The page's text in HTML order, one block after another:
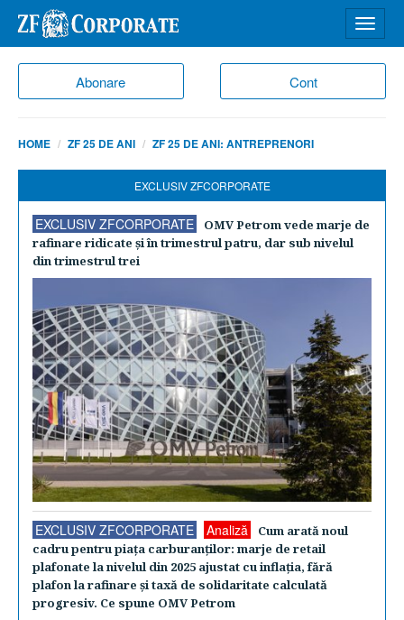
Abonare Cont
meniu
HOME ZF 25 DE ANI ZF 25 DE ANI: ANTREPRENORI
EXCLUSIV ZFCORPORATE
EXCLUSIV ZFCORPORATE
OMV Petrom vede marje de
rafinare ridicate şi în trimestrul patru, dar sub nivelul
din trimestrul trei
EXCLUSIV ZFCORPORATE Analiză
Cum arată noul
cadru pentru piaţa carburanţilor: marje de retail
plafonate la nivelul din 2025 ajustat cu inflaţia, fără
plafon la rafinare şi taxă de solidaritate calculată
progresiv. Ce spune OMV Petrom